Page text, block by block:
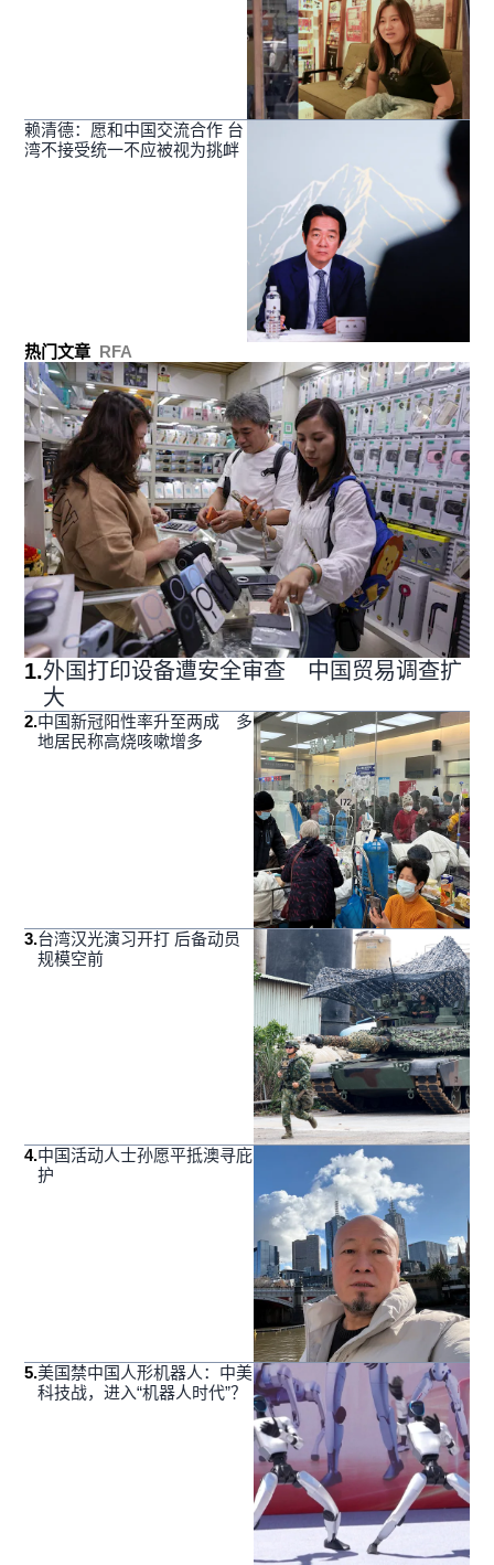
赖清德：愿和中国交流合作 台
湾不接受统一不应被视为挑衅
热门文章 RFA
1.外国打印设备遭安全审查 中国贸易调查扩
大
2.中国新冠阳性率升至两成 多
地居民称高烧咳嗽增多
3.台湾汉光演习开打 后备动员
规模空前
4.中国活动人士孙愿平抵澳寻庇
护
5.美国禁中国人形机器人：中美
科技战，进入“机器人时代”？